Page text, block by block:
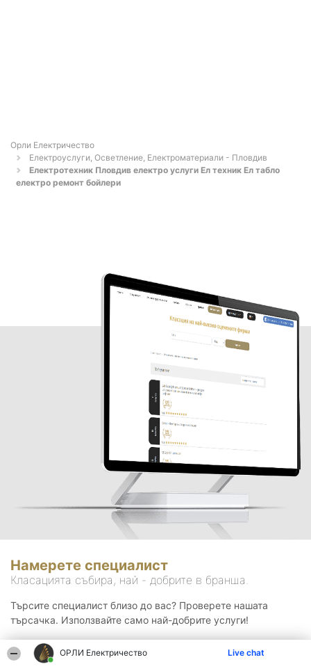
ОРЛИ Електричество Live chat
Орли Електричество
Електроуслуги, Осветление, Електроматериали - Пловдив
Електротехник Пловдив електро услуги Ел техник Ел табло
електро ремонт бойлери
Намерете специалист
Класацията събира, най - добрите в бранша.
Търсите специалист близо до вас? Проверете нашата
търсачка. Използвайте само най-добрите услуги!